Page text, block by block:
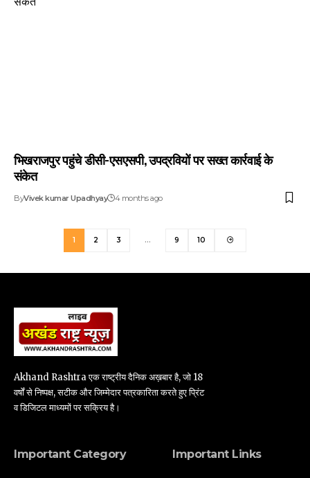
भिखराजपुर पहुंचे डीसी-एसएसपी, उपद्रवियों पर सख्त कार्रवाई के
संकेत
ByVivek kumar Upadhyay 4 months ago
1 2 3 … 9 10
Akhand Rashtra एक राष्ट्रीय दैनिक अख़बार है, जो 18
वर्षों से निष्पक्ष, सटीक और जिम्मेदार पत्रकारिता करते हुए प्रिंट
व डिजिटल माध्यमों पर सक्रिय है।
Important Category Important Links